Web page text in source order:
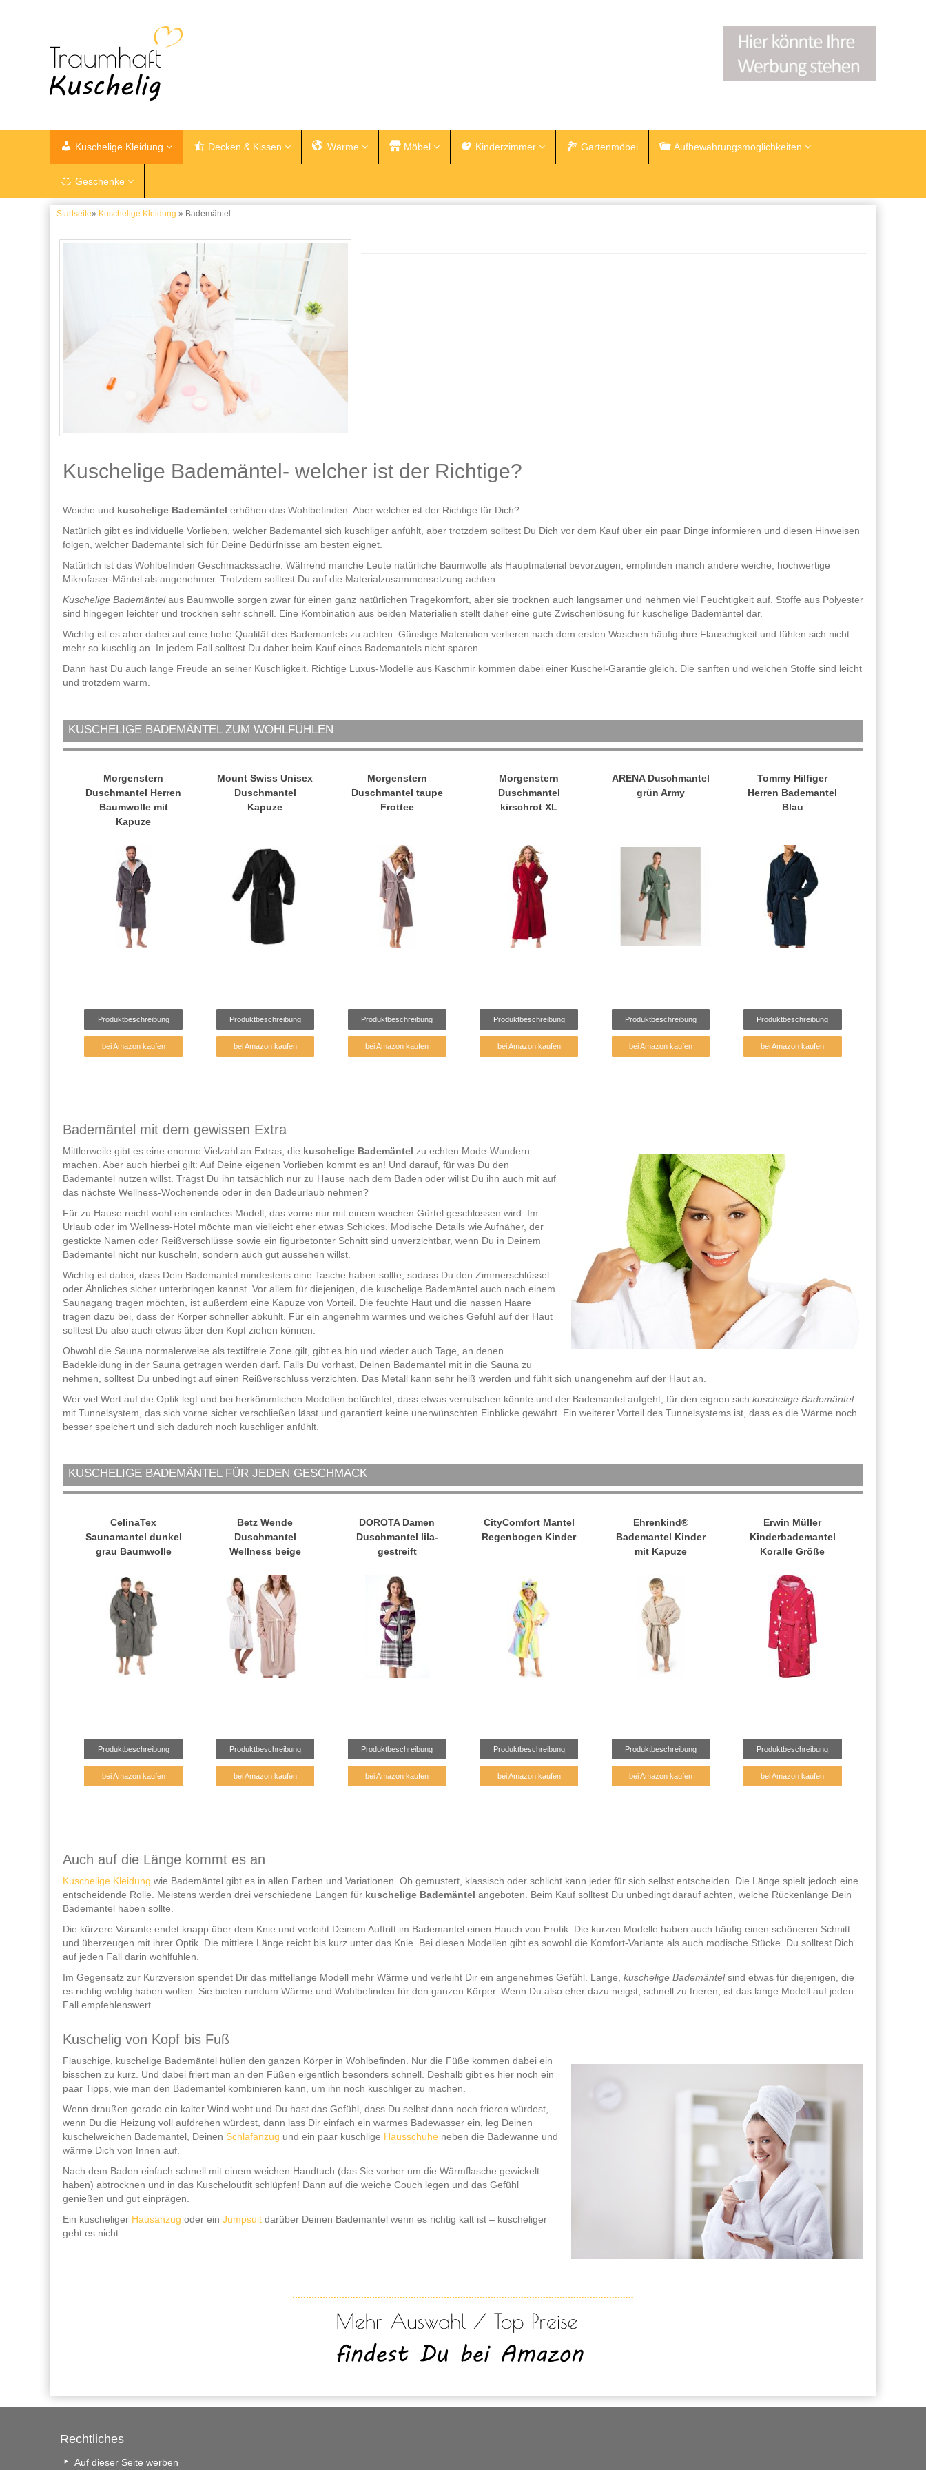
Kuschelige Kleidung Decken & Kissen Wärme Möbel Kinderzimmer Gartenmöbel Aufbewahrungsmöglichkeiten
Geschenke
Startseite» Kuschelige Kleidung » Bademäntel
Kuschelige Bademäntel- welcher ist der Richtige?
Weiche und kuschelige Bademäntel erhöhen das Wohlbefinden. Aber welcher ist der Richtige für Dich?
Natürlich gibt es individuelle Vorlieben, welcher Bademantel sich kuschliger anfühlt, aber trotzdem solltest Du Dich vor dem Kauf über ein paar Dinge informieren und diesen Hinweisen
folgen, welcher Bademantel sich für Deine Bedürfnisse am besten eignet.
Natürlich ist das Wohlbefinden Geschmackssache. Während manche Leute natürliche Baumwolle als Hauptmaterial bevorzugen, empfinden manch andere weiche, hochwertige
Mikrofaser-Mäntel als angenehmer. Trotzdem solltest Du auf die Materialzusammensetzung achten.
Kuschelige Bademäntelaus Baumwolle sorgen zwar für einen ganz natürlichen Tragekomfort, aber sie trocknen auch langsamer und nehmen viel Feuchtigkeit auf. Stoffe aus Polyester
sind hingegen leichter und trocknen sehr schnell. Eine Kombination aus beiden Materialien stellt daher eine gute Zwischenlösung für kuschelige Bademäntel dar.
Wichtig ist es aber dabei auf eine hohe Qualität des Bademantels zu achten. Günstige Materialien verlieren nach dem ersten Waschen häufig ihre Flauschigkeit und fühlen sich nicht
mehr so kuschlig an. In jedem Fall solltest Du daher beim Kauf eines Bademantels nicht sparen.
Dann hast Du auch lange Freude an seiner Kuschligkeit. Richtige Luxus-Modelle aus Kaschmir kommen dabei einer Kuschel-Garantie gleich. Die sanften und weichen Stoffe sind leicht
und trotzdem warm.
KUSCHELIGE BADEMÄNTEL ZUM WOHLFÜHLEN
Morgenstern
Duschmantel Herren
Baumwolle mit
Kapuze
Produktbeschreibung
bei Amazon kaufen
Mount Swiss Unisex
Duschmantel
Kapuze
Produktbeschreibung
bei Amazon kaufen
Morgenstern
Duschmantel taupe
Frottee
Produktbeschreibung
bei Amazon kaufen
Morgenstern
Duschmantel
kirschrot XL
Produktbeschreibung
bei Amazon kaufen
ARENA Duschmantel
grün Army
Produktbeschreibung
bei Amazon kaufen
Tommy Hilfiger
Herren Bademantel
Blau
Produktbeschreibung
bei Amazon kaufen
Bademäntel mit dem gewissen Extra
Mittlerweile gibt es eine enorme Vielzahl an Extras, die kuschelige Bademäntel zu echten Mode-Wundern
machen. Aber auch hierbei gilt: Auf Deine eigenen Vorlieben kommt es an! Und darauf, für was Du den
Bademantel nutzen willst. Trägst Du ihn tatsächlich nur zu Hause nach dem Baden oder willst Du ihn auch mit auf
das nächste Wellness-Wochenende oder in den Badeurlaub nehmen?
Für zu Hause reicht wohl ein einfaches Modell, das vorne nur mit einem weichen Gürtel geschlossen wird. Im
Urlaub oder im Wellness-Hotel möchte man vielleicht eher etwas Schickes. Modische Details wie Aufnäher, der
gestickte Namen oder Reißverschlüsse sowie ein figurbetonter Schnitt sind unverzichtbar, wenn Du in Deinem
Bademantel nicht nur kuscheln, sondern auch gut aussehen willst.
Wichtig ist dabei, dass Dein Bademantel mindestens eine Tasche haben sollte, sodass Du den Zimmerschlüssel
oder Ähnliches sicher unterbringen kannst. Vor allem für diejenigen, die kuschelige Bademäntel auch nach einem
Saunagang tragen möchten, ist außerdem eine Kapuze von Vorteil. Die feuchte Haut und die nassen Haare
tragen dazu bei, dass der Körper schneller abkühlt. Für ein angenehm warmes und weiches Gefühl auf der Haut
solltest Du also auch etwas über den Kopf ziehen können.
Obwohl die Sauna normalerweise als textilfreie Zone gilt, gibt es hin und wieder auch Tage, an denen
Badekleidung in der Sauna getragen werden darf. Falls Du vorhast, Deinen Bademantel mit in die Sauna zu
nehmen, solltest Du unbedingt auf einen Reißverschluss verzichten. Das Metall kann sehr heiß werden und fühlt sich unangenehm auf der Haut an.
Wer viel Wert auf die Optik legt und bei herkömmlichen Modellen befürchtet, dass etwas verrutschen könnte und der Bademantel aufgeht, für den eignen sich kuschelige Bademäntel
mit Tunnelsystem, das sich vorne sicher verschließen lässt und garantiert keine unerwünschten Einblicke gewährt. Ein weiterer Vorteil des Tunnelsystems ist, dass es die Wärme noch
besser speichert und sich dadurch noch kuschliger anfühlt.
KUSCHELIGE BADEMÄNTEL FÜR JEDEN GESCHMACK
CelinaTex
Saunamantel dunkel
grau Baumwolle
Produktbeschreibung
bei Amazon kaufen
Betz Wende
Duschmantel
Wellness beige
Produktbeschreibung
bei Amazon kaufen
DOROTA Damen
Duschmantel lila-
gestreift
Produktbeschreibung
bei Amazon kaufen
CityComfort Mantel
Regenbogen Kinder
Produktbeschreibung
bei Amazon kaufen
Ehrenkind®
Bademantel Kinder
mit Kapuze
Produktbeschreibung
bei Amazon kaufen
Erwin Müller
Kinderbademantel
Koralle Größe
Produktbeschreibung
bei Amazon kaufen
Auch auf die Länge kommt es an
Kuschelige Kleidung wie Bademäntel gibt es in allen Farben und Variationen. Ob gemustert, klassisch oder schlicht kann jeder für sich selbst entscheiden. Die Länge spielt jedoch eine
entscheidende Rolle. Meistens werden drei verschiedene Längen für kuschelige Bademäntel angeboten. Beim Kauf solltest Du unbedingt darauf achten, welche Rückenlänge Dein
Bademantel haben sollte.
Die kürzere Variante endet knapp über dem Knie und verleiht Deinem Auftritt im Bademantel einen Hauch von Erotik. Die kurzen Modelle haben auch häufig einen schöneren Schnitt
und überzeugen mit ihrer Optik. Die mittlere Länge reicht bis kurz unter das Knie. Bei diesen Modellen gibt es sowohl die Komfort-Variante als auch modische Stücke. Du solltest Dich
auf jeden Fall darin wohlfühlen.
Im Gegensatz zur Kurzversion spendet Dir das mittellange Modell mehr Wärme und verleiht Dir ein angenehmes Gefühl. Lange, kuschelige Bademäntelsind etwas für diejenigen, die
es richtig wohlig haben wollen. Sie bieten rundum Wärme und Wohlbefinden für den ganzen Körper. Wenn Du also eher dazu neigst, schnell zu frieren, ist das lange Modell auf jeden
Fall empfehlenswert.
Kuschelig von Kopf bis Fuß
Flauschige, kuschelige Bademäntel hüllen den ganzen Körper in Wohlbefinden. Nur die Füße kommen dabei ein
bisschen zu kurz. Und dabei friert man an den Füßen eigentlich besonders schnell. Deshalb gibt es hier noch ein
paar Tipps, wie man den Bademantel kombinieren kann, um ihn noch kuschliger zu machen.
Wenn draußen gerade ein kalter Wind weht und Du hast das Gefühl, dass Du selbst dann noch frieren würdest,
wenn Du die Heizung voll aufdrehen würdest, dann lass Dir einfach ein warmes Badewasser ein, leg Deinen
kuschelweichen Bademantel, Deinen Schlafanzug und ein paar kuschlige Hausschuhe neben die Badewanne und
wärme Dich von Innen auf.
Nach dem Baden einfach schnell mit einem weichen Handtuch (das Sie vorher um die Wärmflasche gewickelt
haben) abtrocknen und in das Kuscheloutfit schlüpfen! Dann auf die weiche Couch legen und das Gefühl
genießen und gut einprägen.
Ein kuscheliger Hausanzug oder ein Jumpsuit darüber Deinen Bademantel wenn es richtig kalt ist – kuscheliger
geht es nicht.
Rechtliches
Auf dieser Seite werben